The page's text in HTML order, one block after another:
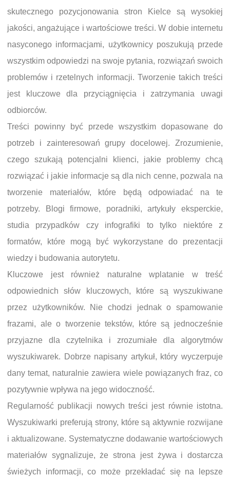
skutecznego pozycjonowania stron Kielce są wysokiej
jakości, angażujące i wartościowe treści. W dobie internetu
nasyconego informacjami, użytkownicy poszukują przede
wszystkim odpowiedzi na swoje pytania, rozwiązań swoich
problemów i rzetelnych informacji. Tworzenie takich treści
jest kluczowe dla przyciągnięcia i zatrzymania uwagi
odbiorców.
Treści powinny być przede wszystkim dopasowane do
potrzeb i zainteresowań grupy docelowej. Zrozumienie,
czego szukają potencjalni klienci, jakie problemy chcą
rozwiązać i jakie informacje są dla nich cenne, pozwala na
tworzenie materiałów, które będą odpowiadać na te
potrzeby. Blogi firmowe, poradniki, artykuły eksperckie,
studia przypadków czy infografiki to tylko niektóre z
formatów, które mogą być wykorzystane do prezentacji
wiedzy i budowania autorytetu.
Kluczowe jest również naturalne wplatanie w treść
odpowiednich słów kluczowych, które są wyszukiwane
przez użytkowników. Nie chodzi jednak o spamowanie
frazami, ale o tworzenie tekstów, które są jednocześnie
przyjazne dla czytelnika i zrozumiałe dla algorytmów
wyszukiwarek. Dobrze napisany artykuł, który wyczerpuje
dany temat, naturalnie zawiera wiele powiązanych fraz, co
pozytywnie wpływa na jego widoczność.
Regularność publikacji nowych treści jest równie istotna.
Wyszukiwarki preferują strony, które są aktywnie rozwijane
i aktualizowane. Systematyczne dodawanie wartościowych
materiałów sygnalizuje, że strona jest żywa i dostarcza
świeżych informacji, co może przekładać się na lepsze